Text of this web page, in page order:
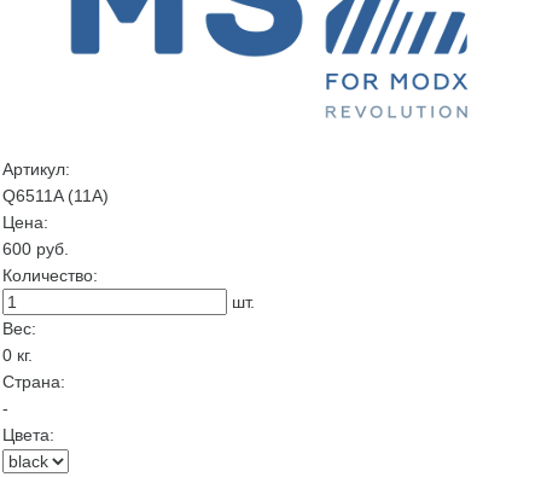
Артикул:
Q6511A (11A)
Цена:
600 руб.
Количество:
шт.
Вес:
0 кг.
Страна:
-
Цвета: